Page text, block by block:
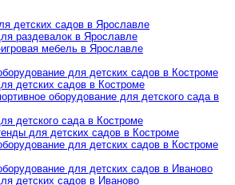
детских садов в Ярославле
раздевалок в Ярославле
мебель в Ярославле
для детских садов в Костроме
детских садов в Костроме
оборудование для детского сада в
детского сада в Костроме
для детских садов в Костроме
для детских садов в Костроме
для детских садов в Иваново
детских садов в Иваново